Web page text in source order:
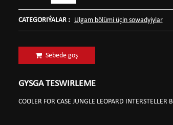
CATEGORIÝALAR : Ulgam bölümi üçin sowadyjylar
Sebede goş
GYSGA TESWIRLEME
COOLER FOR CASE JUNGLE LEOPARD